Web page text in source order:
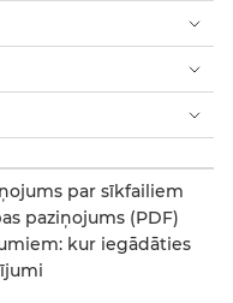
par sīkfailiem
paziņojums (PDF)
kur iegādāties